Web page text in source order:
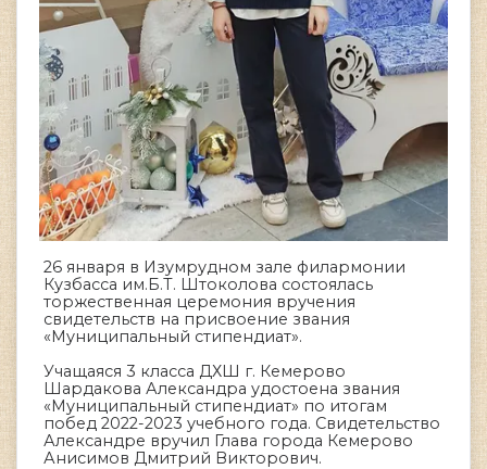
26 января в Изумрудном зале филармонии
Кузбасса им.Б.Т. Штоколова состоялась
торжественная церемония вручения
свидетельств на присвоение звания
«Муниципальный стипендиат».
Учащаяся 3 класса ДХШ г. Кемерово
Шардакова Александра удостоена звания
«Муниципальный стипендиат» по итогам
побед 2022-2023 учебного года. Свидетельство
Александре вручил Глава города Кемерово
Анисимов Дмитрий Викторович.